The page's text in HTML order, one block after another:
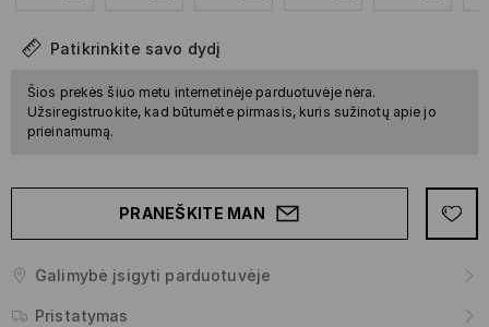
Patikrinkite savo dydį
Šios prekės šiuo metu internetinėje parduotuvėje nėra.
Užsiregistruokite, kad būtumėte pirmasis, kuris sužinotų apie jo
prieinamumą.
PRANEŠKITE MAN
Galimybė įsigyti parduotuvėje
Pristatymas